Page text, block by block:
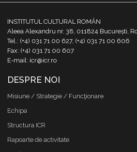
INSTITUTUL CULTURAL ROMÂN
Aleea Alexandru nr. 38, 011824 București,
Tel.: (+4) 031 71 00 627, (+4) 031 71 00 606
Fax: (+4) 031 71 00 607
E-mail: icr@icr.ro
DESPRE NOI
Misiune / Strategie / Funcţionare
Echipa
Structura ICR
Rapoarte de activitate